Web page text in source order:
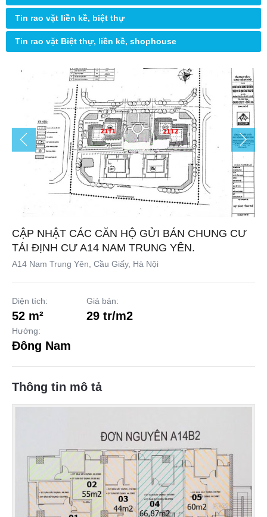
Tin rao vặt liền kề, biệt thự
Tin rao vặt Biệt thự, liền kề, shophouse
CẬP NHẬT CÁC CĂN HỘ GỬI BÁN CHUNG CƯ
TÁI ĐỊNH CƯ A14 NAM TRUNG YÊN.
A14 Nam Trung Yên, Cầu Giấy, Hà Nội
Diện tích:
52 m²
Giá bán:
29 tr/m2
Hướng:
Đông Nam
Thông tin mô tả